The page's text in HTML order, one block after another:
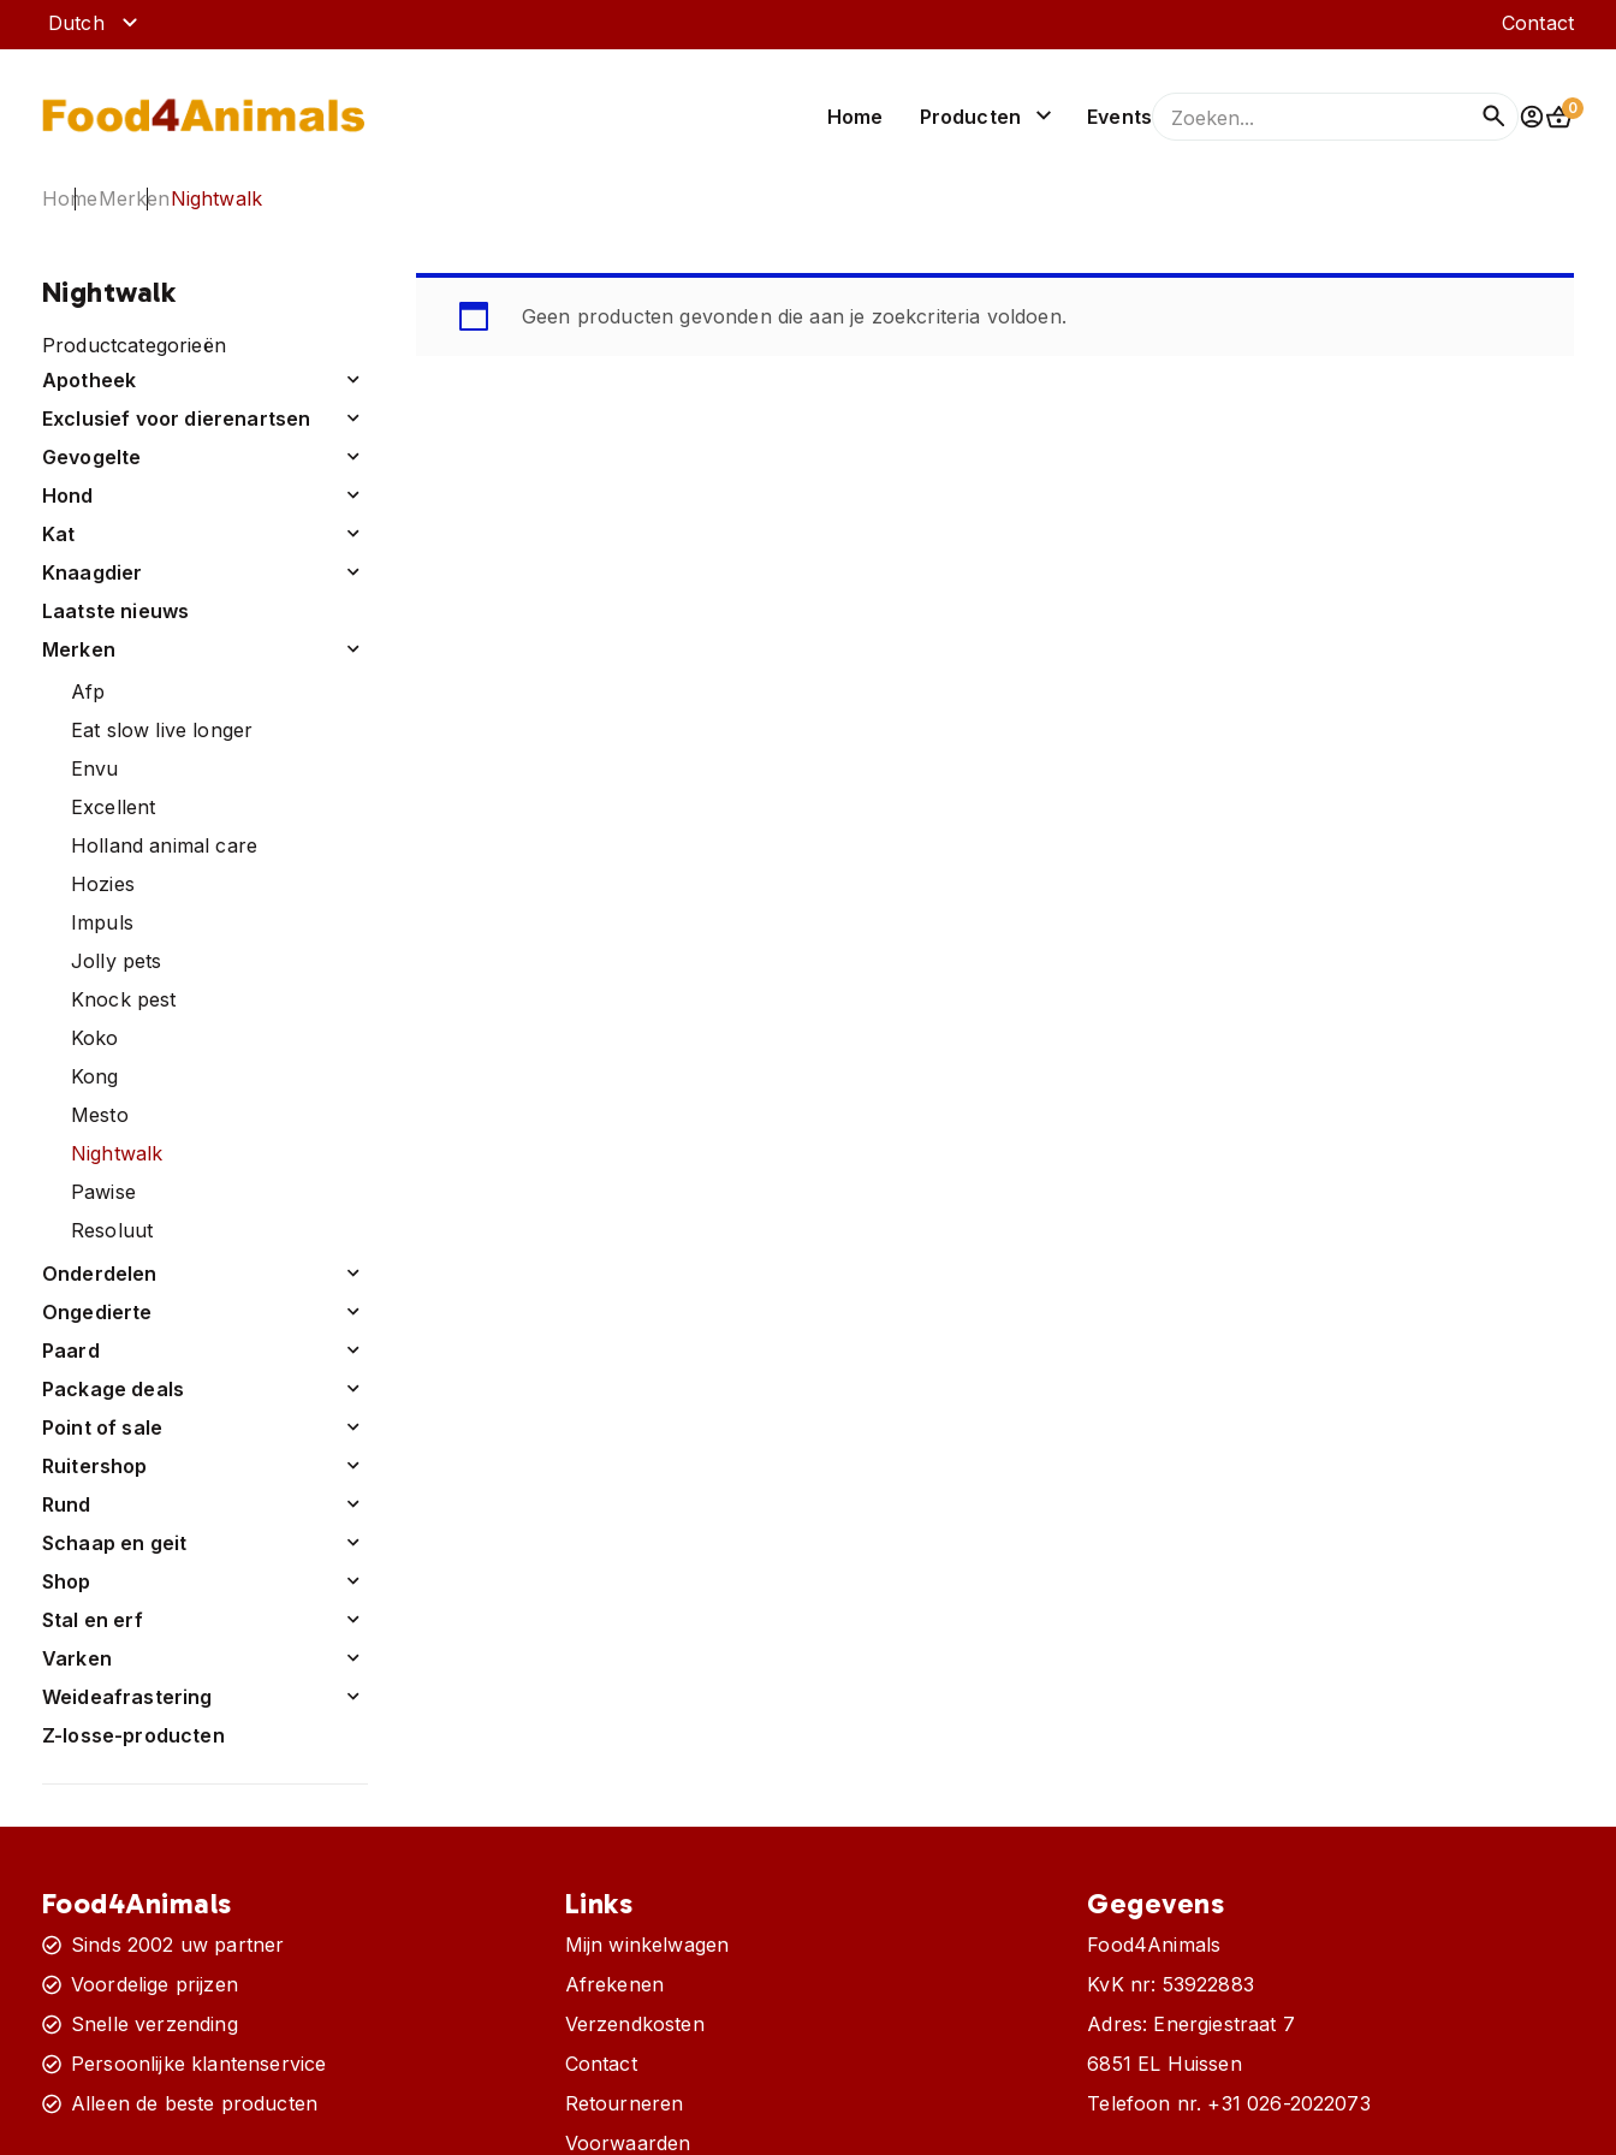
Dutch Contact
Home Producten
paard
schaap en geit weideafrastering
gevogelte
apotheek
knaagdier varken onderdelen
Events 0
home merken nightwalk
Nightwalk
Productcategorieën
apotheek
exclusief voor dierenartsen
gevogelte
hond
kat
knaagdier
laatste nieuws
merken
afp
eat slow live longer
envu
excellent
holland animal care
hozies
impuls
jolly pets
knock pest
koko
kong
mesto
nightwalk
pawise
resoluut
onderdelen
ongedierte
paard
package deals
point of sale
ruitershop
rund
schaap en geit
shop
stal en erf
varken
weideafrastering
z-losse-producten
Geen producten gevonden die aan je zoekcriteria voldoen.
Food4Animals
Sinds 2002 uw partner
Voordelige prijzen
Snelle verzending
Persoonlijke klantenservice
Alleen de beste producten
Links
Mijn winkelwagen
Afrekenen
Verzendkosten
Contact
Retourneren
Voorwaarden
Gegevens
Food4Animals
KvK nr: 53922883
Adres: Energiestraat 7
6851 EL Huissen
Telefoon nr. +31 026-2022073